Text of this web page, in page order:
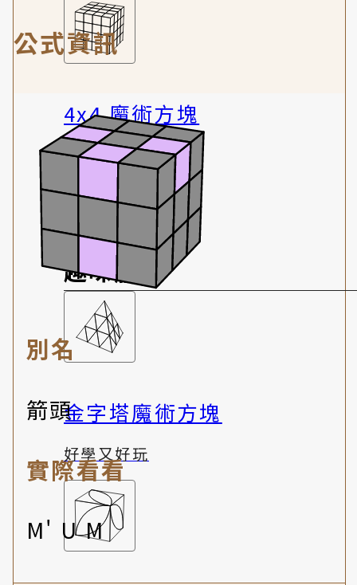
4x4 魔術方塊
稍有挑戰性
趣味體驗
金字塔魔術方塊
好學又好玩
公式資訊
別名
箭頭
實際看看
M' U M